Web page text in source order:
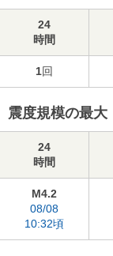
24
時間
1回
震度規模の最大
24
時間
M4.2
08/08
10:32頃